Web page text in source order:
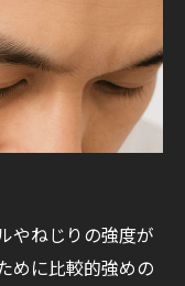
やねじりの強度が
めに比較的強めの